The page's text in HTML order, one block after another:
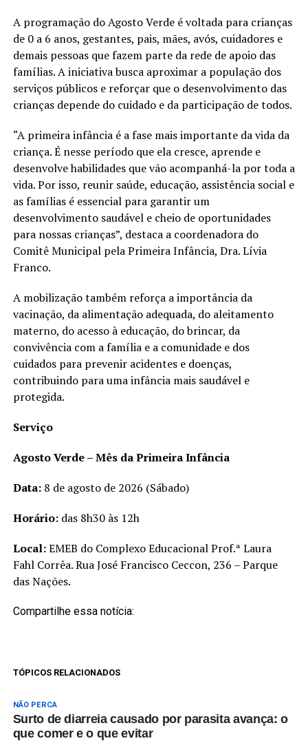
A programação do Agosto Verde é voltada para crianças
de 0 a 6 anos, gestantes, pais, mães, avós, cuidadores e
demais pessoas que fazem parte da rede de apoio das
famílias. A iniciativa busca aproximar a população dos
serviços públicos e reforçar que o desenvolvimento das
crianças depende do cuidado e da participação de todos.
“A primeira infância é a fase mais importante da vida da
criança. É nesse período que ela cresce, aprende e
desenvolve habilidades que vão acompanhá-la por toda a
vida. Por isso, reunir saúde, educação, assistência social e
as famílias é essencial para garantir um
desenvolvimento saudável e cheio de oportunidades
para nossas crianças”, destaca a coordenadora do
Comitê Municipal pela Primeira Infância, Dra. Lívia
Franco.
A mobilização também reforça a importância da
vacinação, da alimentação adequada, do aleitamento
materno, do acesso à educação, do brincar, da
convivência com a família e a comunidade e dos
cuidados para prevenir acidentes e doenças,
contribuindo para uma infância mais saudável e
protegida.
Serviço
Agosto Verde – Mês da Primeira Infância
Data:8 de agosto de 2026 (Sábado)
Horário:das 8h30 às 12h
Local:EMEB do Complexo Educacional Prof.ª Laura
Fahl Corrêa. Rua José Francisco Ceccon, 236 – Parque
das Nações.
Compartilhe essa notícia:
TÓPICOS RELACIONADOS
NÃO PERCA
Surto de diarreia causado por parasita avança: o
que comer e o que evitar